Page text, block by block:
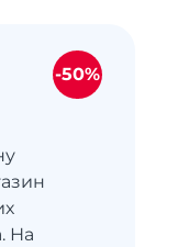
На
-50%